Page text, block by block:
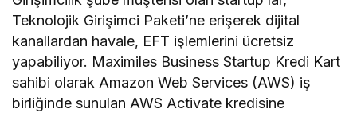
Teknolojik Girişimci Paketi’ne erişerek dijital
kanallardan havale, EFT işlemlerini ücretsiz
yapabiliyor. Maximiles Business Startup Kredi Kart
sahibi olarak Amazon Web Services (AWS) iş
birliğinde sunulan AWS Activate kredisine